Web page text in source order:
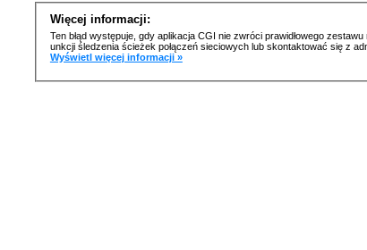
Więcej informacji:
Ten błąd występuje, gdy aplikacja CGI nie zwróci prawidłowego
unkcji śledzenia ścieżek połączeń sieciowych lub skontaktować się z
Wyświetl więcej informacji »